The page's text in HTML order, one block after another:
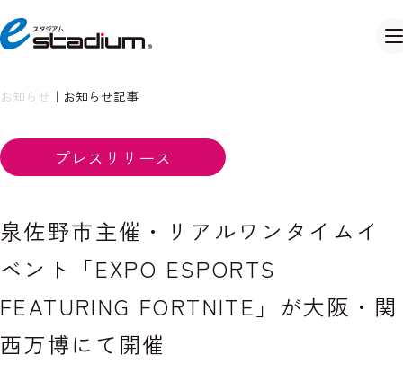
お知らせ ｜ お知らせ記事
プレスリリース
泉佐野市主催・リアルワンタイムイ
ベント「EXPO ESPORTS
FEATURING FORTNITE」が大阪・関
西万博にて開催